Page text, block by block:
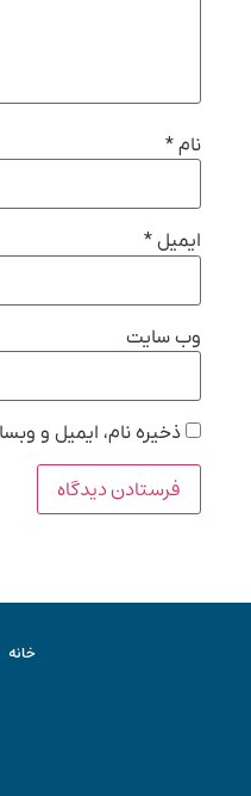
نام *
ایمیل *
وب‌ سایت
ذخیره نام، ایمیل و
خانه
تمام